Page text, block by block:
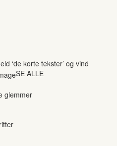
‘de korte tekster’ og vind
SE ALLE
glemmer